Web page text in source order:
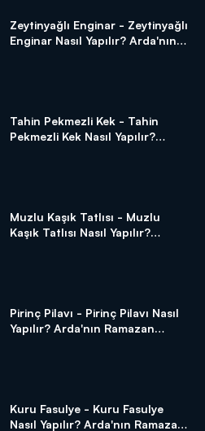
Zeytinyağlı Enginar - Zeytinyağlı
Enginar Nasıl Yapılır? Arda'nın
Tahin Pekmezli Kek - Tahin
Pekmezli Kek Nasıl Yapılır?
Muzlu Kaşık Tatlısı - Muzlu
Kaşık Tatlısı Nasıl Yapılır?
Pirinç Pilavı - Pirinç Pilavı Nasıl
Yapılır? Arda'nın Ramazan
Kuru Fasulye - Kuru Fasulye
Nasıl Yapılır? Arda'nın Ramazan